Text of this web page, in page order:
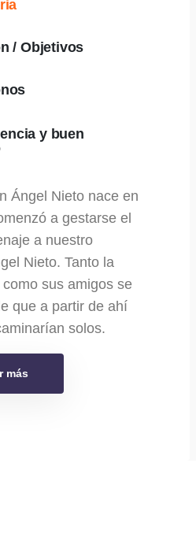
/ Objetivos
y buen
Ángel Nieto nace en
a gestarse el
a nuestro
Nieto. Tanto la
sus amigos se
que a partir de ahí
solos.
más